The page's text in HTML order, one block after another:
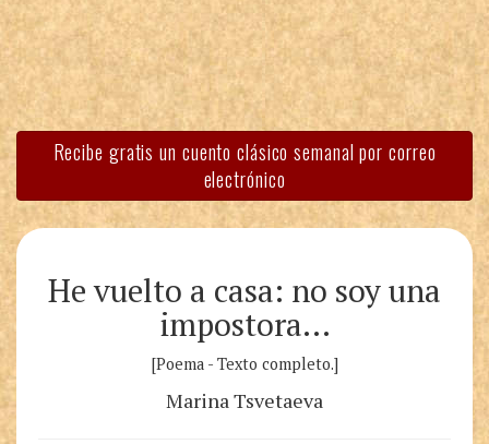
Recibe gratis un cuento clásico semanal por correo
electrónico
He vuelto a casa: no soy una
impostora…
[Poema - Texto completo.]
Marina Tsvetaeva